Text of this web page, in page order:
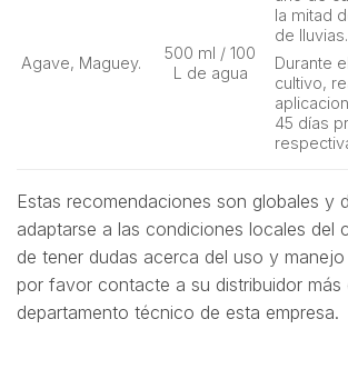
Agave, Maguey.
500 ml / 100
L de agua
la mitad
de lluvias.
Durante
cultivo,
45 días
Estas recomendaciones son globales y
adaptarse a las condiciones locales del
de tener dudas acerca del uso y
por favor contacte a su distribuidor
departamento técnico de esta empresa.